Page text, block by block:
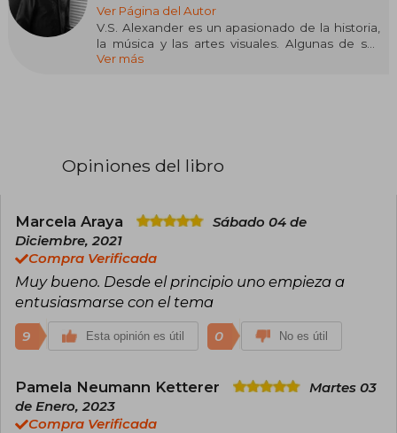
Ver Página del Autor
V.S. Alexander es un apasionado de la historia,
la música y las artes visuales. Algunas de sus
influencias en la escritura son Shirley Jackson,
Ver más
Opiniones del libro
Marcela Araya
Sábado 04 de
Diciembre, 2021
Compra Verificada
Muy bueno. Desde el principio uno empieza a
entusiasmarse con el tema
9 Esta opinión es útil 0 No es útil
Pamela Neumann Ketterer
Martes 03
de Enero, 2023
Compra Verificada